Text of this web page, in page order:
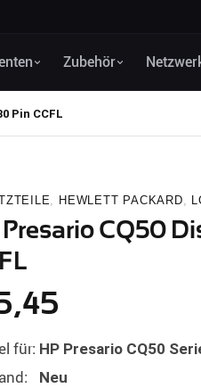
Zubehör
Pin CCFL
, HEWLETT PACKARD,
Presario CQ50
für: HP Presario CQ50
Neu